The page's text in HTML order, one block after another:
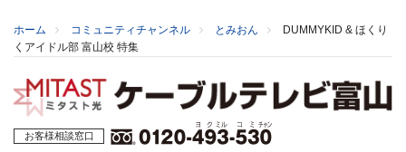
ホーム コミュニティチャンネル とみおん
DUMMYKID & ほくり
くアイドル部 富山校 特集
お客様相談窓口